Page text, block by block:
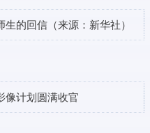
的回信（来源：新华社）
像计划圆满收官